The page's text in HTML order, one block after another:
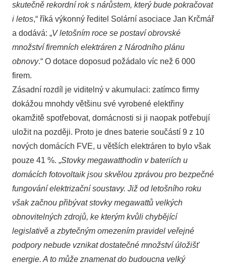
skutečně rekordní rok s nárůstem, který bude pokračovat
i letos,“ říká výkonný ředitel Solární asociace Jan Krčmář
a dodává: „V letošním roce se postaví obrovské
množství firemních elektráren z Národního plánu
obnovy.“ O dotace doposud požádalo víc než 6 000
firem.
Zásadní rozdíl je viditelný v akumulaci: zatímco firmy
dokážou mnohdy většinu své vyrobené elektřiny
okamžitě spotřebovat, domácnosti si ji naopak potřebují
uložit na později. Proto je dnes baterie součástí 9 z 10
nových domácích FVE, u větších elektráren to bylo však
pouze 41 %. „Stovky megawatthodin v bateriích u
domácích fotovoltaik jsou skvělou zprávou pro bezpečné
fungování elektrizační soustavy. Již od letošního roku
však začnou přibývat stovky megawattů velkých
obnovitelných zdrojů, ke kterým kvůli chybějící
legislativě a zbytečným omezením pravidel veřejné
podpory nebude vznikat dostatečné množství úložišť
energie. A to může znamenat do budoucna velký